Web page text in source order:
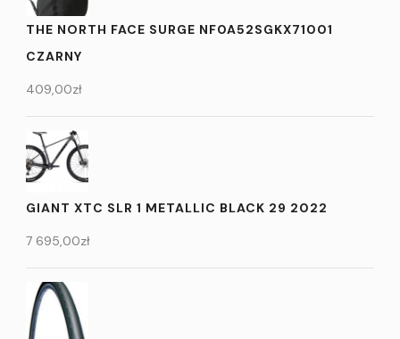
THE NORTH FACE SURGE NF0A52SGKX71001
CZARNY
409,00zł
GIANT XTC SLR 1 METALLIC BLACK 29 2022
7 695,00zł